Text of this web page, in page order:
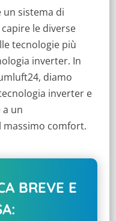
sistema di
le diverse
tecnologie più
inverter. In
diamo
inverter e
un
comfort.
BREVE E